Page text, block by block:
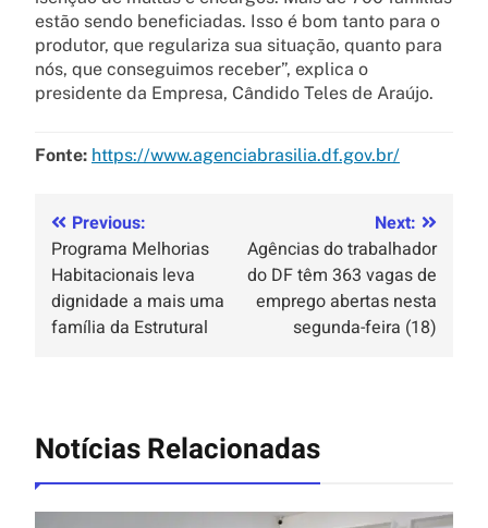
estão sendo beneficiadas. Isso é bom tanto para o
produtor, que regulariza sua situação, quanto para
nós, que conseguimos receber”, explica o
presidente da Empresa, Cândido Teles de Araújo.
Fonte: https://www.agenciabrasilia.df.gov.br/
Previous:
Programa Melhorias
Habitacionais leva
dignidade a mais uma
família da Estrutural
Next:
Agências do trabalhador
do DF têm 363 vagas de
emprego abertas nesta
segunda-feira (18)
Notícias Relacionadas